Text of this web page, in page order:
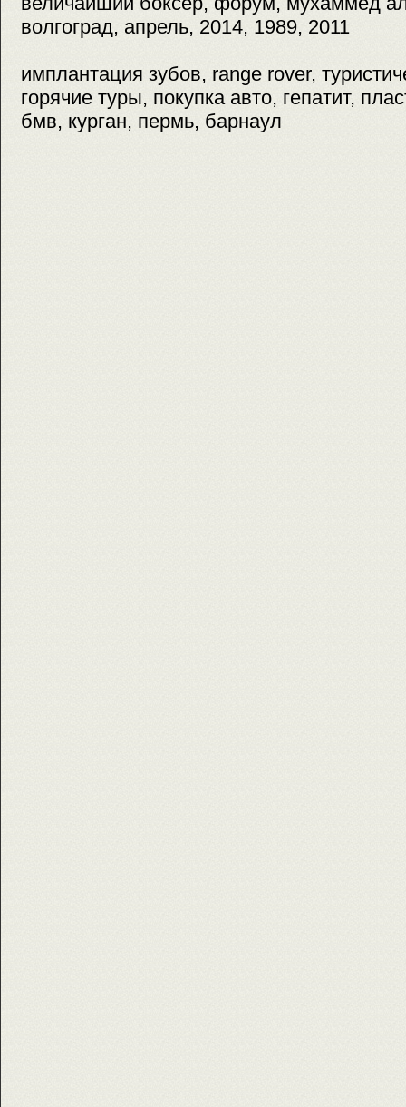
волгоград, апрель, 2014, 1989, 2011
имплантация зубов, range rover,
горячие туры, покупка авто, гепатит,
бмв, курган, пермь, барнаул